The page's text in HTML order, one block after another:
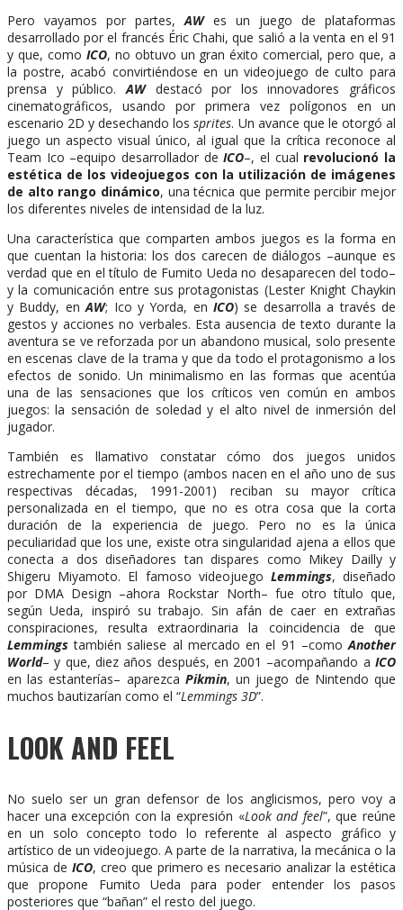
Pero vayamos por partes, AWes un juego de plataformas
desarrollado por el francés Éric Chahi, que salió a la venta en el 91
y que, como ICO, no obtuvo un gran éxito comercial, pero que, a
la postre, acabó convirtiéndose en un videojuego de culto para
prensa y público. AWdestacó por los innovadores gráficos
cinematográficos, usando por primera vez polígonos en un
escenario 2D y desechando lossprites. Un avance que le otorgó al
juego un aspecto visual único, al igual que la crítica reconoce al
Team Ico –equipo desarrollador deICO–, el cual revolucionó la
estética de los videojuegos con la utilización de imágenes
de alto rango dinámico, una técnica que permite percibir mejor
los diferentes niveles de intensidad de la luz.
Una característica que comparten ambos juegos es la forma en
que cuentan la historia: los dos carecen de diálogos –aunque es
verdad que en el título de Fumito Ueda no desaparecen del todo–
y la comunicación entre sus protagonistas (Lester Knight Chaykin
y Buddy, enAW; Ico y Yorda, enICO) se desarrolla a través de
gestos y acciones no verbales. Esta ausencia de texto durante la
aventura se ve reforzada por un abandono musical, solo presente
en escenas clave de la trama y que da todo el protagonismo a los
efectos de sonido. Un minimalismo en las formas que acentúa
una de las sensaciones que los críticos ven común en ambos
juegos: la sensación de soledad y el alto nivel de inmersión del
jugador.
También es llamativo constatar cómo dos juegos unidos
estrechamente por el tiempo (ambos nacen en el año uno de sus
respectivas décadas, 1991-2001) reciban su mayor crítica
personalizada en el tiempo, que no es otra cosa que la corta
duración de la experiencia de juego. Pero no es la única
peculiaridad que los une, existe otra singularidad ajena a ellos que
conecta a dos diseñadores tan dispares como Mikey Dailly y
Shigeru Miyamoto. El famoso videojuego Lemmings, diseñado
por DMA Design –ahora Rockstar North– fue otro título que,
según Ueda, inspiró su trabajo. Sin afán de caer en extrañas
conspiraciones, resulta extraordinaria la coincidencia de que
Lemmings también saliese al mercado en el 91 –como Another
World– y que, diez años después, en 2001 –acompañando a ICO
en las estanterías– aparezca Pikmin, un juego de Nintendo que
muchos bautizarían como el “Lemmings 3D”.
LOOK AND FEEL
No suelo ser un gran defensor de los anglicismos, pero voy a
hacer una excepción con la expresión «Look and feel”, que reúne
en un solo concepto todo lo referente al aspecto gráfico y
artístico de un videojuego. A parte de la narrativa, la mecánica o la
música de ICO, creo que primero es necesario analizar la estética
que propone Fumito Ueda para poder entender los pasos
posteriores que “bañan” el resto del juego.